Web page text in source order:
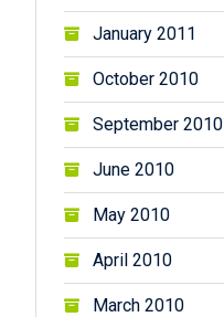
January 2011
October 2010
September 2010
June 2010
May 2010
April 2010
March 2010